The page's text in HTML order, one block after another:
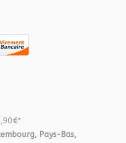
Pays-Bas,